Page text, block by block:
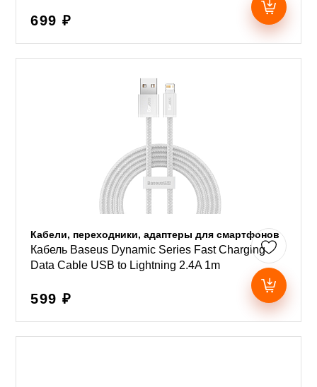
699 ₽
Кабели, переходники, адаптеры для смартфонов
Кабель Baseus Dynamic Series Fast Charging
Data Cable USB to Lightning 2.4A 1m
599 ₽